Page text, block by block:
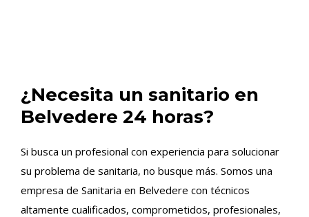
¿Necesita un sanitario en
Belvedere 24 horas?
Si busca un profesional con experiencia para solucionar
su problema de sanitaria, no busque más. Somos una
empresa de Sanitaria en Belvedere con técnicos
altamente cualificados, comprometidos, profesionales,